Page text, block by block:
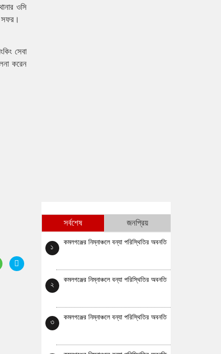
ওসি
সফর।
সেবা
করেন
সর্বশেষ জনপ্রিয়
১
কমলগঞ্জের নিম্নাঞ্চলে বন্যা পরিস্থিতির অবনতি
২
কমলগঞ্জের নিম্নাঞ্চলে বন্যা পরিস্থিতির অবনতি
৩
কমলগঞ্জের নিম্নাঞ্চলে বন্যা পরিস্থিতির অবনতি